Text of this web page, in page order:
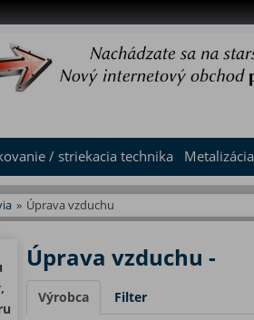
/ striekacia technika Metalizácia
» Úprava vzduchu
Úprava vzduchu -
Výrobca Filter